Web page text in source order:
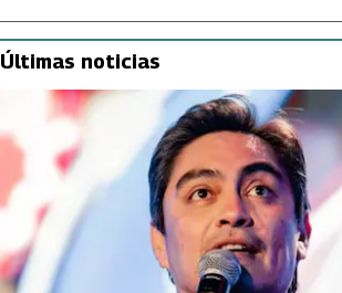
Últimas noticias